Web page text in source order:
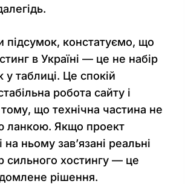
підсумок, констатуємо, що
в Україні — це не набір
у таблиці. Це спокій
робота сайту і
тому, що технічна частина не
ланкою. Якщо проект
на ньому зав’язані реальні
сильного хостингу — це
рішення.